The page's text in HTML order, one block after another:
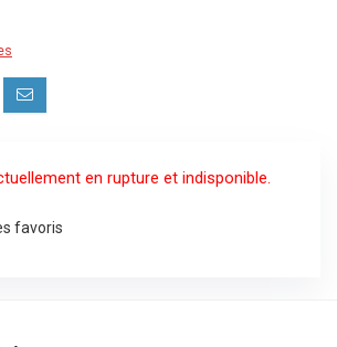
en rupture et indisponible.
favoris